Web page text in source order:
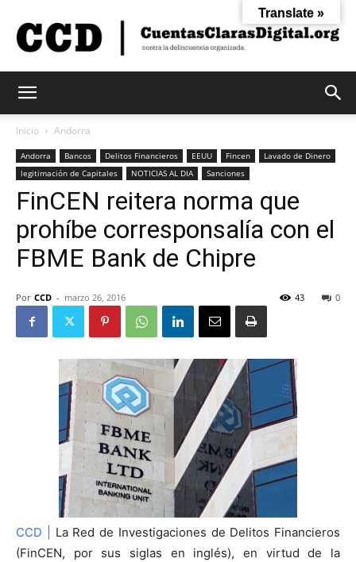
Claras
Digital
Inicio Andorra
Andorra Bancos Delitos Financieros EEUU Fincen
Lavado de Dinero
legitimación de Capitales
NOTICIAS AL DIA Sanciones
FinCEN reitera norma que
prohíbe corresponsalía con el
FBME Bank de Chipre
Por CCD - marzo 26, 2016 0
43
CCD |
La Red de Investigaciones de Delitos Financieros
(FinCEN, por sus siglas en inglés), en virtud de la
Translate »